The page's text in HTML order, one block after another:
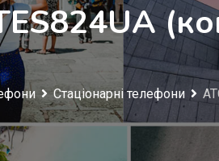
Стаціонарні телефони